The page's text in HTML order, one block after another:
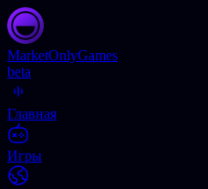
MarketOnlyGames
beta
Главная
Игры